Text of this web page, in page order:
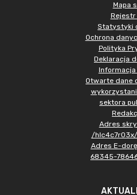
Mapa
Rejestr
Statystyki
Ochrona
Polityka
Deklaracja
Informacja
Otwarte dane
sektora
Adres
/hlc4c7r03x/
Adres E-
68345-